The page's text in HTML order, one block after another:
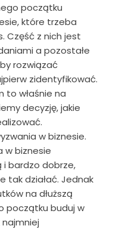
początku
które trzeba
Część z nich jest
a pozostałe
rozwiązać
zidentyfikować.
to właśnie na
decyzję, jakie
w biznesie.
w biznesie
i bardzo dobrze,
tak działać. Jednak
na dłuższą
początku buduj w